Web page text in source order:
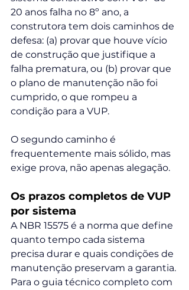
20 anos falha no 8º ano, a
construtora tem dois caminhos de
defesa: (a) provar que houve vício
de construção que justifique a
falha prematura, ou (b) provar que
o plano de manutenção não foi
cumprido, o que rompeu a
condição para a VUP.
O segundo caminho é
frequentemente mais sólido, mas
exige prova, não apenas alegação.
Os prazos completos de VUP
por sistema
A NBR 15575 é a norma que define
quanto tempo cada sistema
precisa durar e quais condições de
manutenção preservam a garantia.
Para o guia técnico completo com